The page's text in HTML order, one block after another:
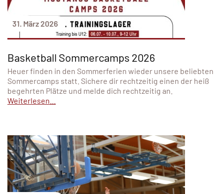
31. März 2026
Basketball Sommercamps 2026
Heuer finden in den Sommerferien wieder unsere beliebten
Sommercamps statt. Sichere dir rechtzeitig einen der heiß
begehrten Plätze und melde dich rechtzeitig an.
Weiterlesen...